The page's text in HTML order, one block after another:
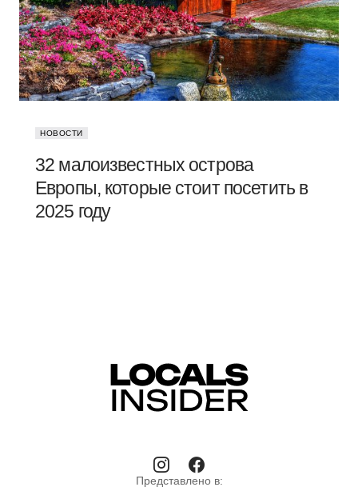
НОВОСТИ
32 малоизвестных острова
Европы, которые стоит посетить в
2025 году
Представлено в: